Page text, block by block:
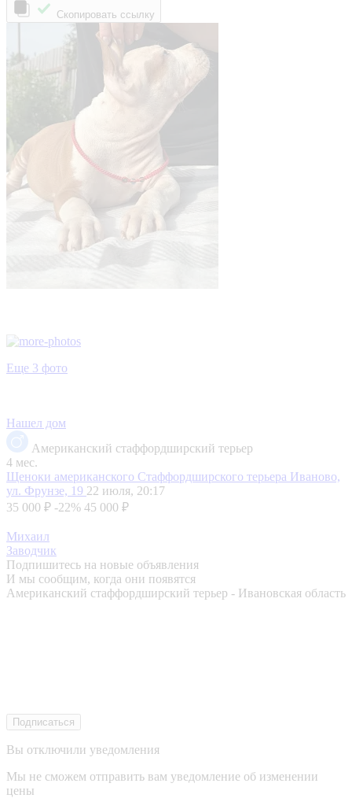
Скопировать ссылку
Еще 3 фото
Нашел дом
Американский стаффордширский терьер
4 мес.
Щеноки американского Стаффордширского терьера Иваново,
ул. Фрунзе, 19 22 июля, 20:17
35 000 ₽ -22% 45 000 ₽
Михаил
Заводчик
Подпишитесь на новые объявления
И мы сообщим, когда они появятся
Американский стаффордширский терьер - Ивановская область
Подписаться
Вы отключили уведомления
Мы не сможем отправить вам уведомление об изменении
цены